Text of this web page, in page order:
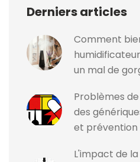
Derniers articles
Comment
un mal de
Problèmes
des
et prévention
L'impact de